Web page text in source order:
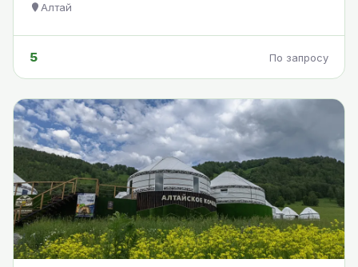
Алтай
5 По запросу